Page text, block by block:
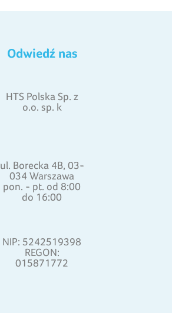
Odwiedź nas
HTS Polska Sp. z
o.o. sp. k
ul. Borecka 4B, 03-
034 Warszawa
pon. - pt. od 8:00
do 16:00
NIP: 5242519398
REGON:
015871772